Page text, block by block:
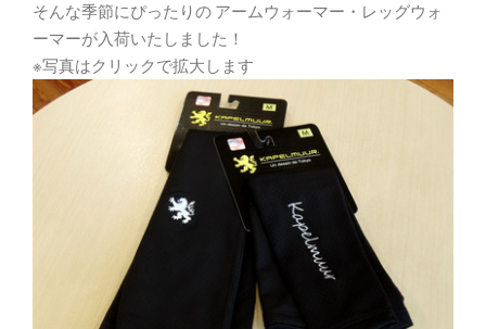
そんな季節にぴったりの アームウォーマー・レッグウォ
ーマーが入荷いたしました！
※写真はクリックで拡大します